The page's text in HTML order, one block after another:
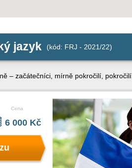
jazyk (kód: FRJ - 2021/22)
– začátečníci, mírně pokročilí, pokročilí.
Cena
6 000 Kč